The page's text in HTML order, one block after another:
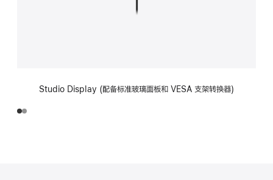
Studio Display (配备标准玻璃面板和 VESA 支架转换器)